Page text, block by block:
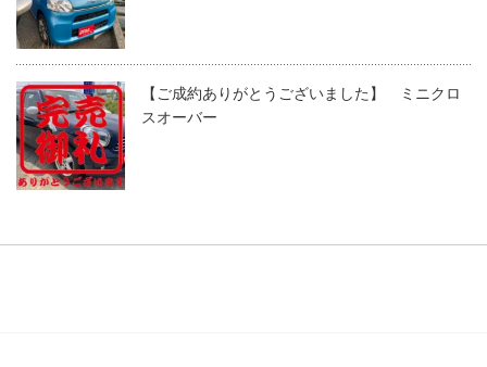
【ご成約ありがとうございました】 ミニクロ
スオーバー